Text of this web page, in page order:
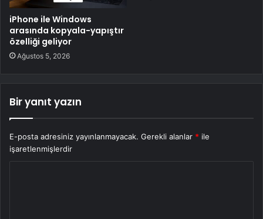
iPhone ile Windows
arasında kopyala-yapıştır
özelliği geliyor
Ağustos 5, 2026
Bir yanıt yazın
E-posta adresiniz yayınlanmayacak. Gerekli alanlar * ile
işaretlenmişlerdir